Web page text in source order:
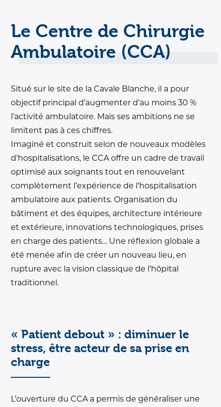
Le Centre de Chirurgie
Ambulatoire (CCA)
Situé sur le site de la Cavale Blanche, il a pour
objectif principal d’augmenter d’au moins 30 %
l’activité ambulatoire. Mais ses ambitions ne se
limitent pas à ces chiffres.
Imaginé et construit selon de nouveaux modèles
d’hospitalisations, le CCA offre un cadre de travail
optimisé aux soignants tout en renouvelant
complètement l’expérience de l’hospitalisation
ambulatoire aux patients. Organisation du
bâtiment et des équipes, architecture intérieure
et extérieure, innovations technologiques, prises
en charge des patients… Une réflexion globale a
été menée afin de créer un nouveau lieu, en
rupture avec la vision classique de l’hôpital
traditionnel.
« Patient debout » : diminuer le
stress, être acteur de sa prise en
charge
L’ouverture du CCA a permis de généraliser une